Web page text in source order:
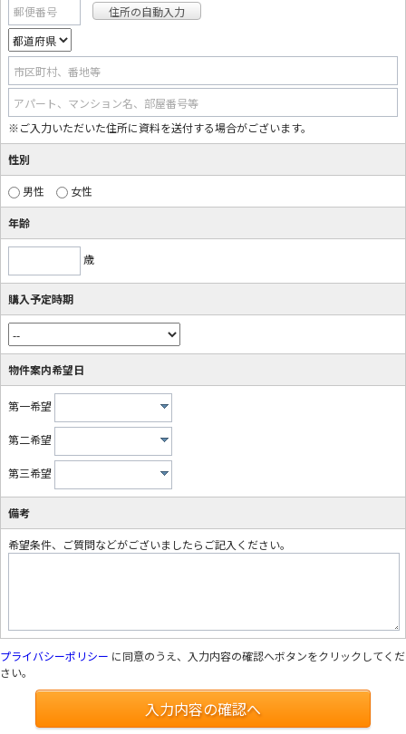
郵便番号
市区町村、番地等
アパート、マンション名、部屋番号等
※ご入力いただいた住所に資料を送付する場合がございます。
性別
男性 女性
年齢
歳
購入予定時期
物件案内希望日
第一希望
第二希望
第三希望
備考
希望条件、ご質問などがございましたらご記入ください。
プライバシーポリシー に同意のうえ、入力内容の確認へボタンをクリックしてくだ
さい。
入力内容の確認へ